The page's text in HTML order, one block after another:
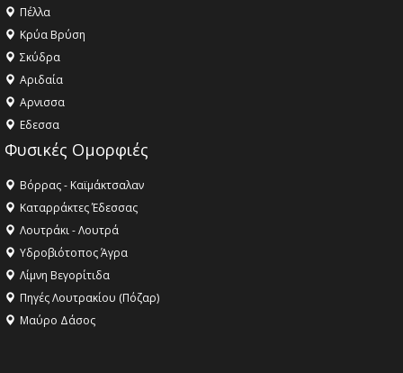
Πέλλα
Κρύα Βρύση
Σκύδρα
Αριδαία
Aρνισσα
Eδεσσα
Φυσικές Ομορφιές
Βόρρας - Καϊμάκτσαλαν
Καταρράκτες Έδεσσας
Λουτράκι - Λουτρά
Υδροβιότοπος Άγρα
Λίμνη Βεγορίτιδα
Πηγές Λουτρακίου (Πόζαρ)
Μαύρο Δάσος